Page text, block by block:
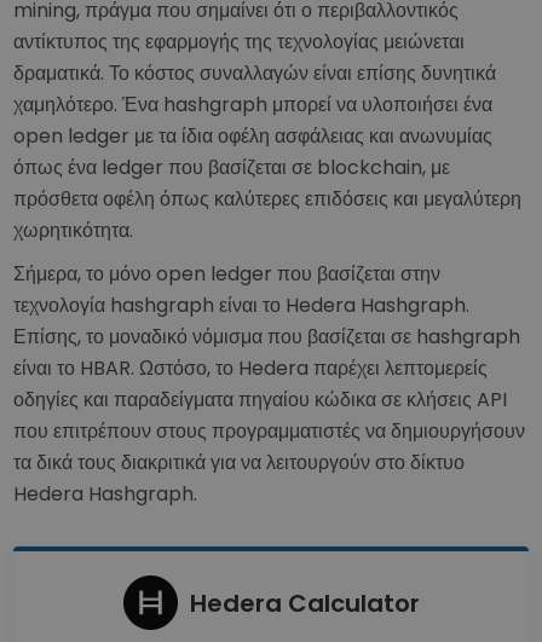
mining, πράγμα που σημαίνει ότι ο περιβαλλοντικός
αντίκτυπος της εφαρμογής της τεχνολογίας μειώνεται
δραματικά. Το κόστος συναλλαγών είναι επίσης δυνητικά
χαμηλότερο. Ένα hashgraph μπορεί να υλοποιήσει ένα
open ledger με τα ίδια οφέλη ασφάλειας και ανωνυμίας
όπως ένα ledger που βασίζεται σε blockchain, με
πρόσθετα οφέλη όπως καλύτερες επιδόσεις και μεγαλύτερη
χωρητικότητα.
Σήμερα, το μόνο open ledger που βασίζεται στην
τεχνολογία hashgraph είναι το Hedera Hashgraph.
Επίσης, το μοναδικό νόμισμα που βασίζεται σε hashgraph
είναι το HBAR. Ωστόσο, το Hedera παρέχει λεπτομερείς
οδηγίες και παραδείγματα πηγαίου κώδικα σε κλήσεις API
που επιτρέπουν στους προγραμματιστές να δημιουργήσουν
τα δικά τους διακριτικά για να λειτουργούν στο δίκτυο
Hedera Hashgraph.
Hedera Calculator